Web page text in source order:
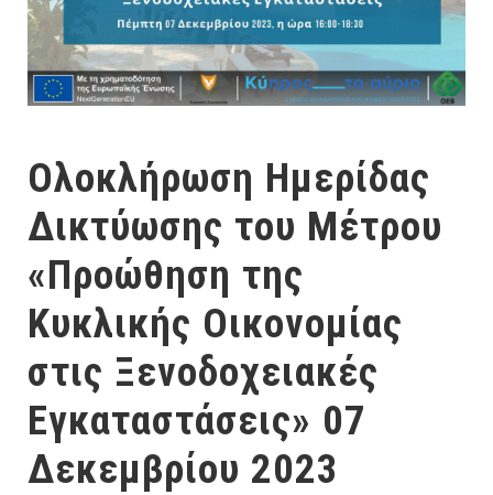
Ολοκλήρωση Ημερίδας
Δικτύωσης του Μέτρου
«Προώθηση της
Κυκλικής Οικονομίας
στις Ξενοδοχειακές
Εγκαταστάσεις» 07
Δεκεμβρίου 2023